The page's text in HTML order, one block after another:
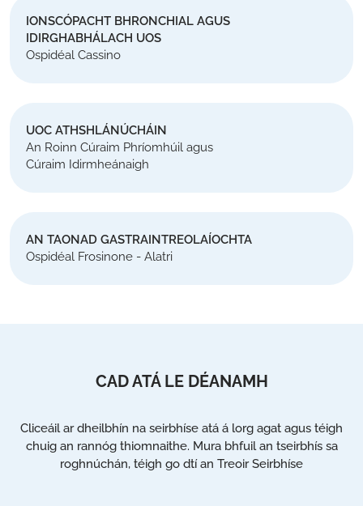
IONSCÓPACHT BHRONCHIAL AGUS
IDIRGHABHÁLACH UOS
Ospidéal Cassino
UOC ATHSHLÁNÚCHÁIN
An Roinn Cúraim Phríomhúil agus
Cúraim Idirmheánaigh
AN TAONAD GASTRAINTREOLAÍOCHTA
Ospidéal Frosinone - Alatri
CAD ATÁ LE DÉANAMH
Cliceáil ar dheilbhín na seirbhíse atá á lorg agat agus téigh
chuig an rannóg thiomnaithe. Mura bhfuil an tseirbhís sa
roghnúchán, téigh go dtí an Treoir Seirbhíse